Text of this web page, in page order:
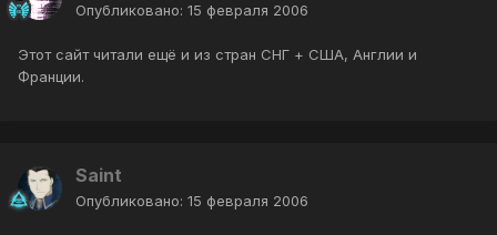
Опубликовано: 15 февраля 2006
Этот сайт читали ещё и из стран СНГ + США, Англии и
Франции.
Saint
Опубликовано: 15 февраля 2006